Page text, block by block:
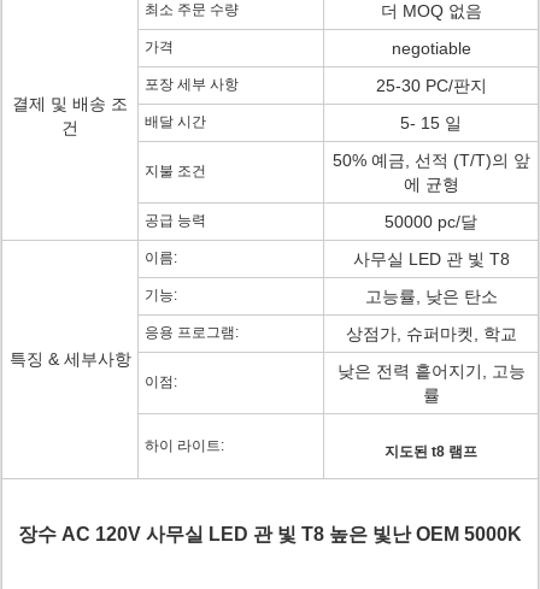
결제 및 배송 조
건
최소 주문 수량 더 MOQ 없음
가격 negotiable
포장 세부 사항 25-30 PC/판지
배달 시간 5- 15 일
지불 조건
50% 예금, 선적 (T/T)의 앞
에 균형
공급 능력 50000 pc/달
특징 & 세부사항
이름: 사무실 LED 관 빛 T8
기능: 고능률, 낮은 탄소
응용 프로그램: 상점가, 슈퍼마켓, 학교
이점:
낮은 전력 흩어지기, 고능
률
하이 라이트: 지도된 t8 램프
장수 AC 120V 사무실 LED 관 빛 T8 높은 빛난 OEM 5000K